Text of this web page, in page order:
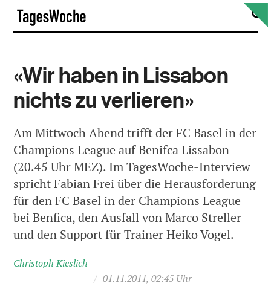
Skip
content
«Wir haben in Lissabon
nichts zu verlieren»
Am Mittwoch Abend trifft der FC Basel in der
Champions League auf Benifca Lissabon
(20.45 Uhr MEZ). Im TagesWoche-Interview
spricht Fabian Frei über die Herausforderung
für den FC Basel in der Champions League
bei Benfica, den Ausfall von Marco Streller
und den Support für Trainer Heiko Vogel.
Christoph Kieslich
/ 01.11.2011, 02:45 Uhr